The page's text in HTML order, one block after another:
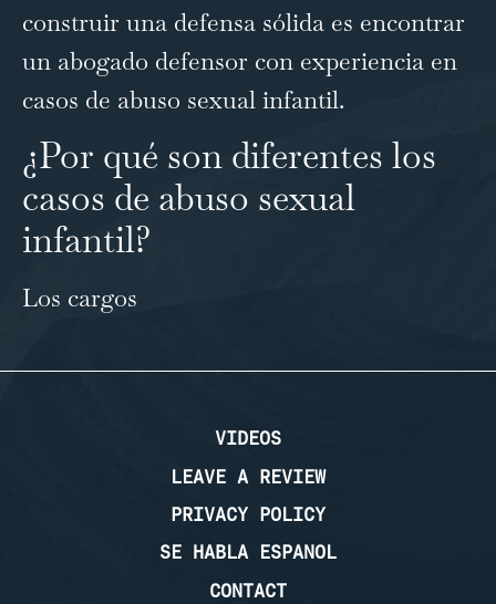
construir una defensa sólida es encontrar
un abogado defensor con experiencia en
casos de abuso sexual infantil.
¿Por qué son diferentes los
casos de abuso sexual
infantil?
Los cargos
VIDEOS
LEAVE A REVIEW
PRIVACY POLICY
SE HABLA ESPANOL
CONTACT